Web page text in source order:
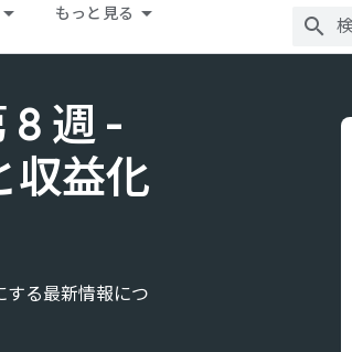
もっと見る
8 週 -
収益化
する最新情報につ